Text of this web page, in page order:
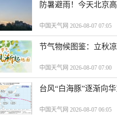
防暑避雨！今天北京
中国天气网 2026-08-07 07:05
节气物候图鉴：立秋
中国天气网 2026-08-07 07:00
台风“白海豚”逐渐向
中国天气网 2026-08-07 06:05